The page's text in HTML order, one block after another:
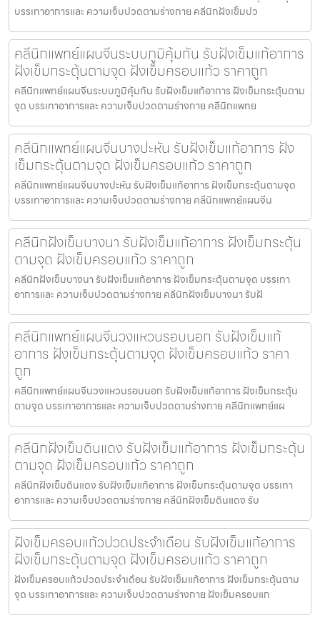
บรรเทาอาการและ ความเจ็บปวดตามร่างกาย คลีนิกฝังเข็มปว
คลีนิกแพทย์แผนจีนระบบภูมิคุ้มกัน รับฝังเข็มแก้อาการ
ฝังเข็มกระตุ้นตามจุด ฝังเข็มครอบแก้ว ราคาถูก
คลีนิกแพทย์แผนจีนระบบภูมิคุ้มกัน รับฝังเข็มแก้อาการ ฝังเข็มกระตุ้นตาม
จุด บรรเทาอาการและ ความเจ็บปวดตามร่างกาย คลีนิกแพทย
คลีนิกแพทย์แผนจีนบางปะหัน รับฝังเข็มแก้อาการ ฝัง
เข็มกระตุ้นตามจุด ฝังเข็มครอบแก้ว ราคาถูก
คลีนิกแพทย์แผนจีนบางปะหัน รับฝังเข็มแก้อาการ ฝังเข็มกระตุ้นตามจุด
บรรเทาอาการและ ความเจ็บปวดตามร่างกาย คลีนิกแพทย์แผนจีน
คลีนิกฝังเข็มบางนา รับฝังเข็มแก้อาการ ฝังเข็มกระตุ้น
ตามจุด ฝังเข็มครอบแก้ว ราคาถูก
คลีนิกฝังเข็มบางนา รับฝังเข็มแก้อาการ ฝังเข็มกระตุ้นตามจุด บรรเทา
อาการและ ความเจ็บปวดตามร่างกาย คลีนิกฝังเข็มบางนา รับฝั
คลีนิกแพทย์แผนจีนวงแหวนรอบนอก รับฝังเข็มแก้
อาการ ฝังเข็มกระตุ้นตามจุด ฝังเข็มครอบแก้ว ราคา
ถูก
คลีนิกแพทย์แผนจีนวงแหวนรอบนอก รับฝังเข็มแก้อาการ ฝังเข็มกระตุ้น
ตามจุด บรรเทาอาการและ ความเจ็บปวดตามร่างกาย คลีนิกแพทย์แผ
คลีนิกฝังเข็มดินแดง รับฝังเข็มแก้อาการ ฝังเข็มกระตุ้น
ตามจุด ฝังเข็มครอบแก้ว ราคาถูก
คลีนิกฝังเข็มดินแดง รับฝังเข็มแก้อาการ ฝังเข็มกระตุ้นตามจุด บรรเทา
อาการและ ความเจ็บปวดตามร่างกาย คลีนิกฝังเข็มดินแดง รับ
ฝังเข็มครอบแก้วปวดประจําเดือน รับฝังเข็มแก้อาการ
ฝังเข็มกระตุ้นตามจุด ฝังเข็มครอบแก้ว ราคาถูก
ฝังเข็มครอบแก้วปวดประจําเดือน รับฝังเข็มแก้อาการ ฝังเข็มกระตุ้นตาม
จุด บรรเทาอาการและ ความเจ็บปวดตามร่างกาย ฝังเข็มครอบแก